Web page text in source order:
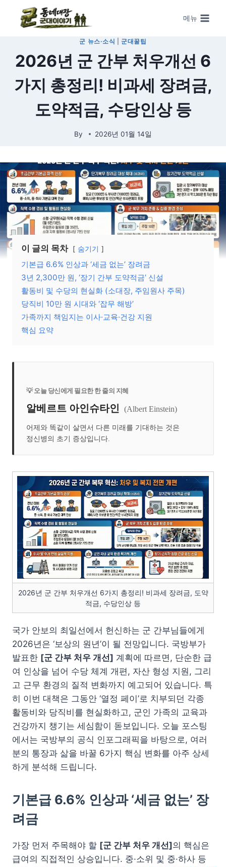
Skip to content
메뉴
군 ​뉴스·소식 군대꿀팁
2026년 군 간부 처우개선 6
가지 총정리! 비과세 장려금,
도약적금, 수당인상 등
By 2026년 01월 14일
이 글의 목차 숨기기
기본급 6.6% 인상과 ‘세금 없는’ 장려금
3년 2,300만 원, ‘장기 간부 도약적금’ 신설
활동비 및 수당의 현실화 (소대장, 주임원사 주목)
당직비 10만 원 시대와 ‘잡무 해방’
가족까지 책임지는 이사·교육·건강 지원
핵심 요약
💡 오늘 당신에게 필요한 한 줄의 지혜
알베르트 아인슈타인 (Albert Einstein)
어제와 똑같이 살면서 다른 미래를 기대하는 것은
정신병의 초기 증상입니다.
2026년 군 간부 처우개선 6가지 총정리! 비과세 장려금, 도약
적금, 수당인상 등
국가 안보의 최일선에서 헌신하는 군 간부님들에게
2026년은 ‘보상의 원년’이 될 전망입니다. 국방부가
발표한 [군 간부 처우 개선] 계획에 따르면, 단순한 급
여 인상을 넘어 수당 체계 개편, 자산 형성 지원, 그리
고 근무 환경의 질적 변화까지 예고되어 있습니다. 특
히 이번 대책은 그동안 ‘열정 페이’로 치부되던 각종
활동비와 당직비를 현실화하고, 군인 가족의 교육과
건강까지 챙기는 세심함이 돋보입니다. 오늘 포스팅
에서는 국방부의 공식 인포그래픽을 바탕으로, 여러
분의 통장과 삶을 바꿀 6가지 핵심 변화를 아주 상세
하게 분석해 드립니다.
기본급 6.6% 인상과 ‘세금 없는’ 장
려금
가장 먼저 주목해야 할 [군 간부 처우 개선]의 핵심은
급여의 직접적인 상승입니다. 중·소위 및 중·하사 등